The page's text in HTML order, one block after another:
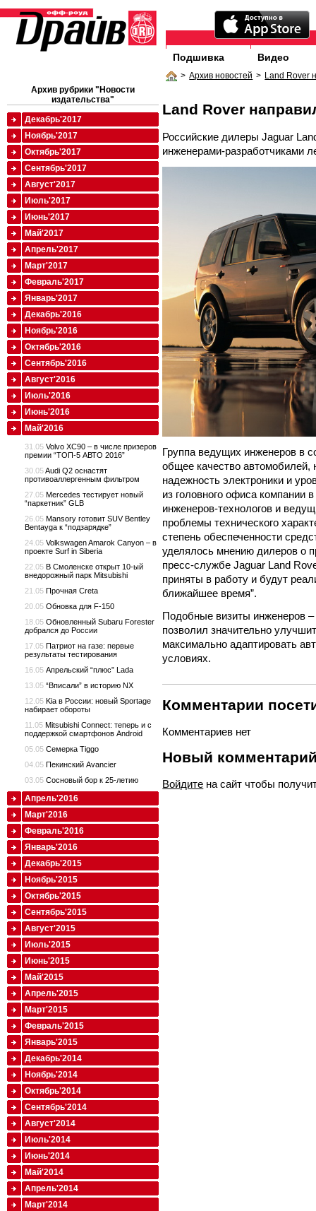
Подшивка Видео
> Архив новостей > Land Rover
Land Rover
Российские дилеры Jaguar
инженерами-разработчиками
Группа ведущих инженеров в
общее качество автомобилей,
надежность электроники и
из головного офиса компании
инженеров-технологов и
проблемы технического
степень обеспеченности
уделялось мнению дилеров о
пресс-службе Jaguar Land
приняты в работу и будут
ближайшее время”.
Подобные визиты инженеров
позволил значительно
максимально адаптировать
условиях.
Комментарии
Комментариев нет
Новый
Войдите на сайт чтобы
Архив рубрики "Новости
издательства"
Декабрь'2017
Ноябрь'2017
Октябрь'2017
Сентябрь'2017
Август'2017
Июль'2017
Июнь'2017
Май'2017
Апрель'2017
Март'2017
Февраль'2017
Январь'2017
Декабрь'2016
Ноябрь'2016
Октябрь'2016
Сентябрь'2016
Август'2016
Июль'2016
Июнь'2016
Май'2016
31.05 Volvo XC90 – в числе призеров
премии “ТОП-5 АВТО 2016”
30.05Audi Q2 оснастят
противоаллергенным фильтром
27.05 Mercedes тестирует новый
“паркетник” GLB
26.05 Mansory готовит SUV Bentley
Bentayga к “подзарядке”
24.05 Volkswagen Amarok Canyon – в
проекте Surf in Siberia
22.05 В Смоленске открыт 10-ый
внедорожный парк Mitsubishi
21.05 Прочная Creta
20.05 Обновка для F-150
18.05 Обновленный Subaru Forester
добрался до России
17.05 Патриот на газе: первые
результаты тестирования
16.05 Апрельский “плюс” Lada
13.05 “Вписали” в историю NX
12.05 Kia в России: новый Sportage
набирает обороты
11.05 Mitsubishi Connect: теперь и с
поддержкой смартфонов Android
05.05 Семерка Tiggo
04.05 Пекинский Avancier
03.05 Сосновый бор к 25-летию
Апрель'2016
Март'2016
Февраль'2016
Январь'2016
Декабрь'2015
Ноябрь'2015
Октябрь'2015
Сентябрь'2015
Август'2015
Июль'2015
Июнь'2015
Май'2015
Апрель'2015
Март'2015
Февраль'2015
Январь'2015
Декабрь'2014
Ноябрь'2014
Октябрь'2014
Сентябрь'2014
Август'2014
Июль'2014
Июнь'2014
Май'2014
Апрель'2014
Март'2014